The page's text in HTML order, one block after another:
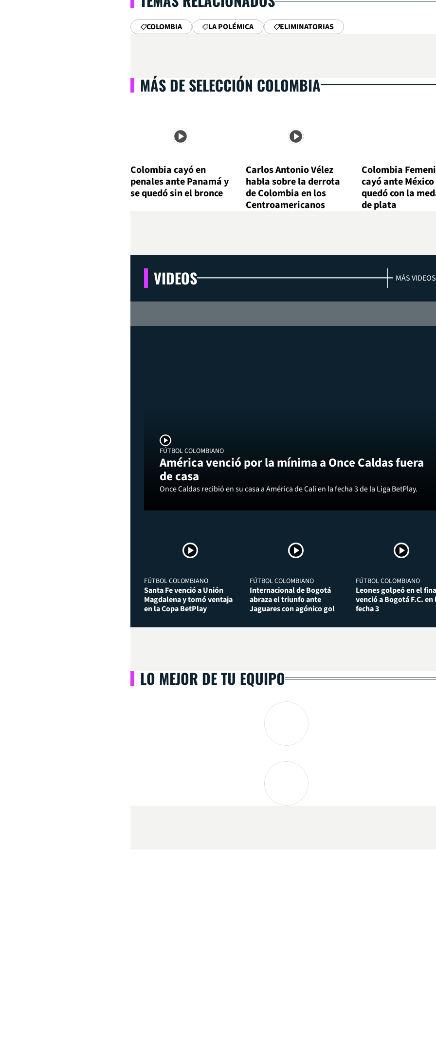
COLOMBIA LA POLÉMICA ELIMINATORIAS
MÁS DE SELECCIÓN COLOMBIA
Colombia cayó en
penales ante Panamá y
se quedó sin el bronce
Carlos Antonio Vélez
habla sobre la derrota
de Colombia en los
Centroamericanos
Colombia
cayó ante México
quedó con la
de plata
VIDEOS MÁS VIDEOS
FÚTBOL COLOMBIANO
América venció por la mínima a Once Caldas fuera
de casa
Once Caldas recibió en su casa a América de Cali en la fecha 3 de la Liga BetPlay.
FÚTBOL COLOMBIANO
Santa Fe venció a Unión
Magdalena y tomó ventaja
en la Copa BetPlay
FÚTBOL COLOMBIANO
Internacional de Bogotá
abraza el triunfo ante
Jaguares con agónico gol
FÚTBOL COLOMBIANO
Leones golpeó en el
venció a Bogotá F.C. en
fecha 3
LO MEJOR DE TU EQUIPO